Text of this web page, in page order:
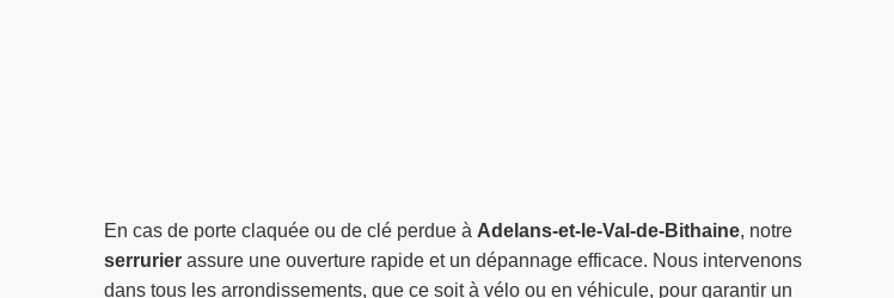
En cas de porte claquée ou de clé perdue à Adelans-et-le-Val-de-Bithaine, notre
serrurier assure une ouverture rapide et un dépannage efficace. Nous intervenons
dans tous les arrondissements, que ce soit à vélo ou en véhicule, pour garantir un